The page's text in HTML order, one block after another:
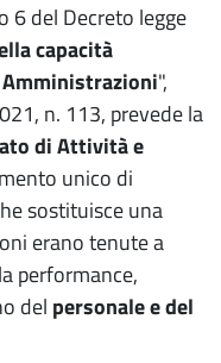
6 del Decreto legge
capacità
",
n. 113, prevede la
di Attività e
unico di
sostituisce una
erano tenute a
performance,
del personale e del